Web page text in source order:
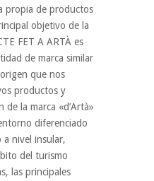
propia de productos
objetivo de la
FET A ARTÀ es
de marca similar
que nos
productos y
de la marca «d’Artà»
diferenciado
a nivel insular,
del turismo
las principales